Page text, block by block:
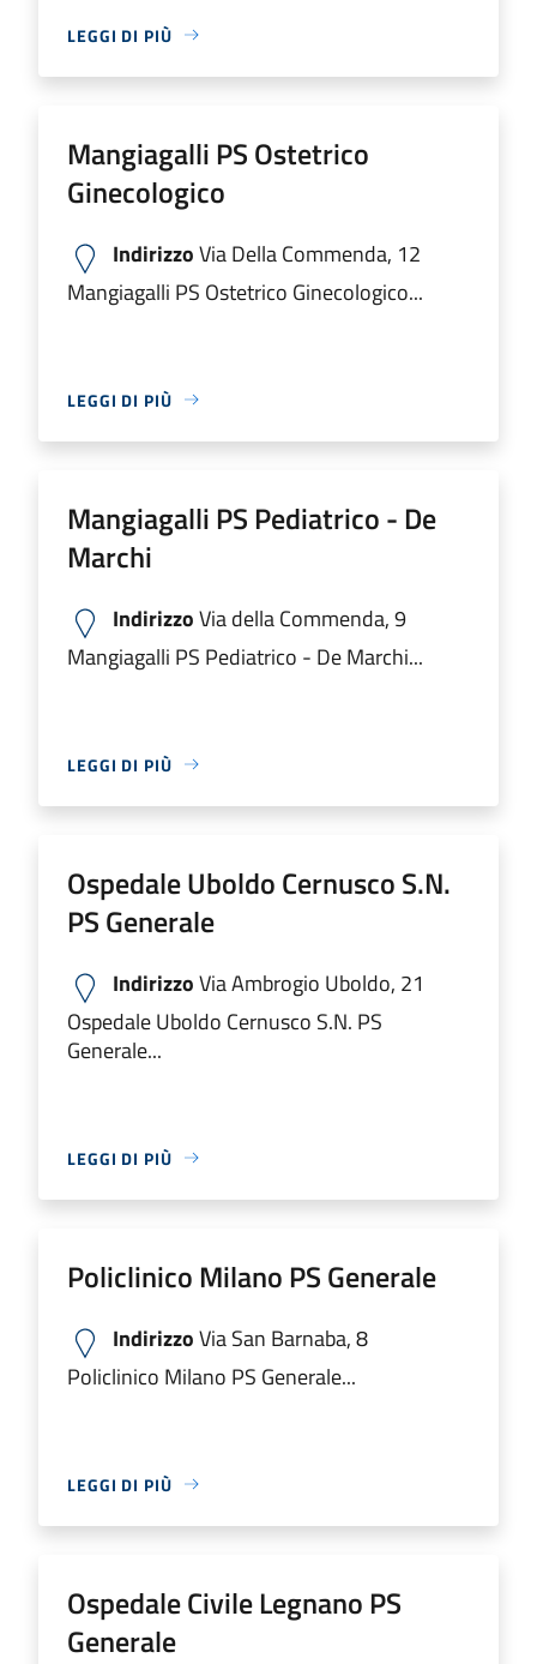
LEGGI DI PIÙ
Mangiagalli PS Ostetrico
Ginecologico
IndirizzoVia Della Commenda, 12
Mangiagalli PS Ostetrico Ginecologico...
LEGGI DI PIÙ
Mangiagalli PS Pediatrico - De
Marchi
IndirizzoVia della Commenda, 9
Mangiagalli PS Pediatrico - De Marchi...
LEGGI DI PIÙ
Ospedale Uboldo Cernusco S.N.
PS Generale
IndirizzoVia Ambrogio Uboldo, 21
Ospedale Uboldo Cernusco S.N. PS
Generale...
LEGGI DI PIÙ
Policlinico Milano PS Generale
IndirizzoVia San Barnaba, 8
Policlinico Milano PS Generale...
LEGGI DI PIÙ
Ospedale Civile Legnano PS
Generale